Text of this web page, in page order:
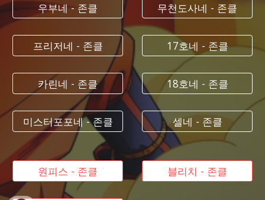
우부네 - 존클
프리저네 - 존클
카린네 - 존클
미스터포포네 - 존클
무천도사네 - 존클
17호네 - 존클
18호네 - 존클
셀네 - 존클
원피스 - 존클 블리치 - 존클